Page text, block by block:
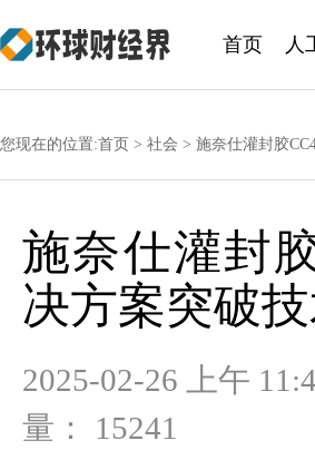
首页 人
您现在的位置:首页 > 社会 > 施奈仕灌封胶
施奈仕灌封
决方案突破
2025-02-26 上午
量： 15241